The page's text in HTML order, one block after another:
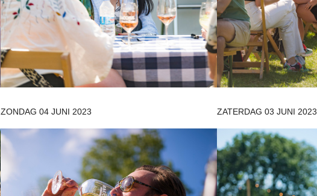
ZONDAG 04 JUNI 2023 ZATERDAG 03 JUNI 2023